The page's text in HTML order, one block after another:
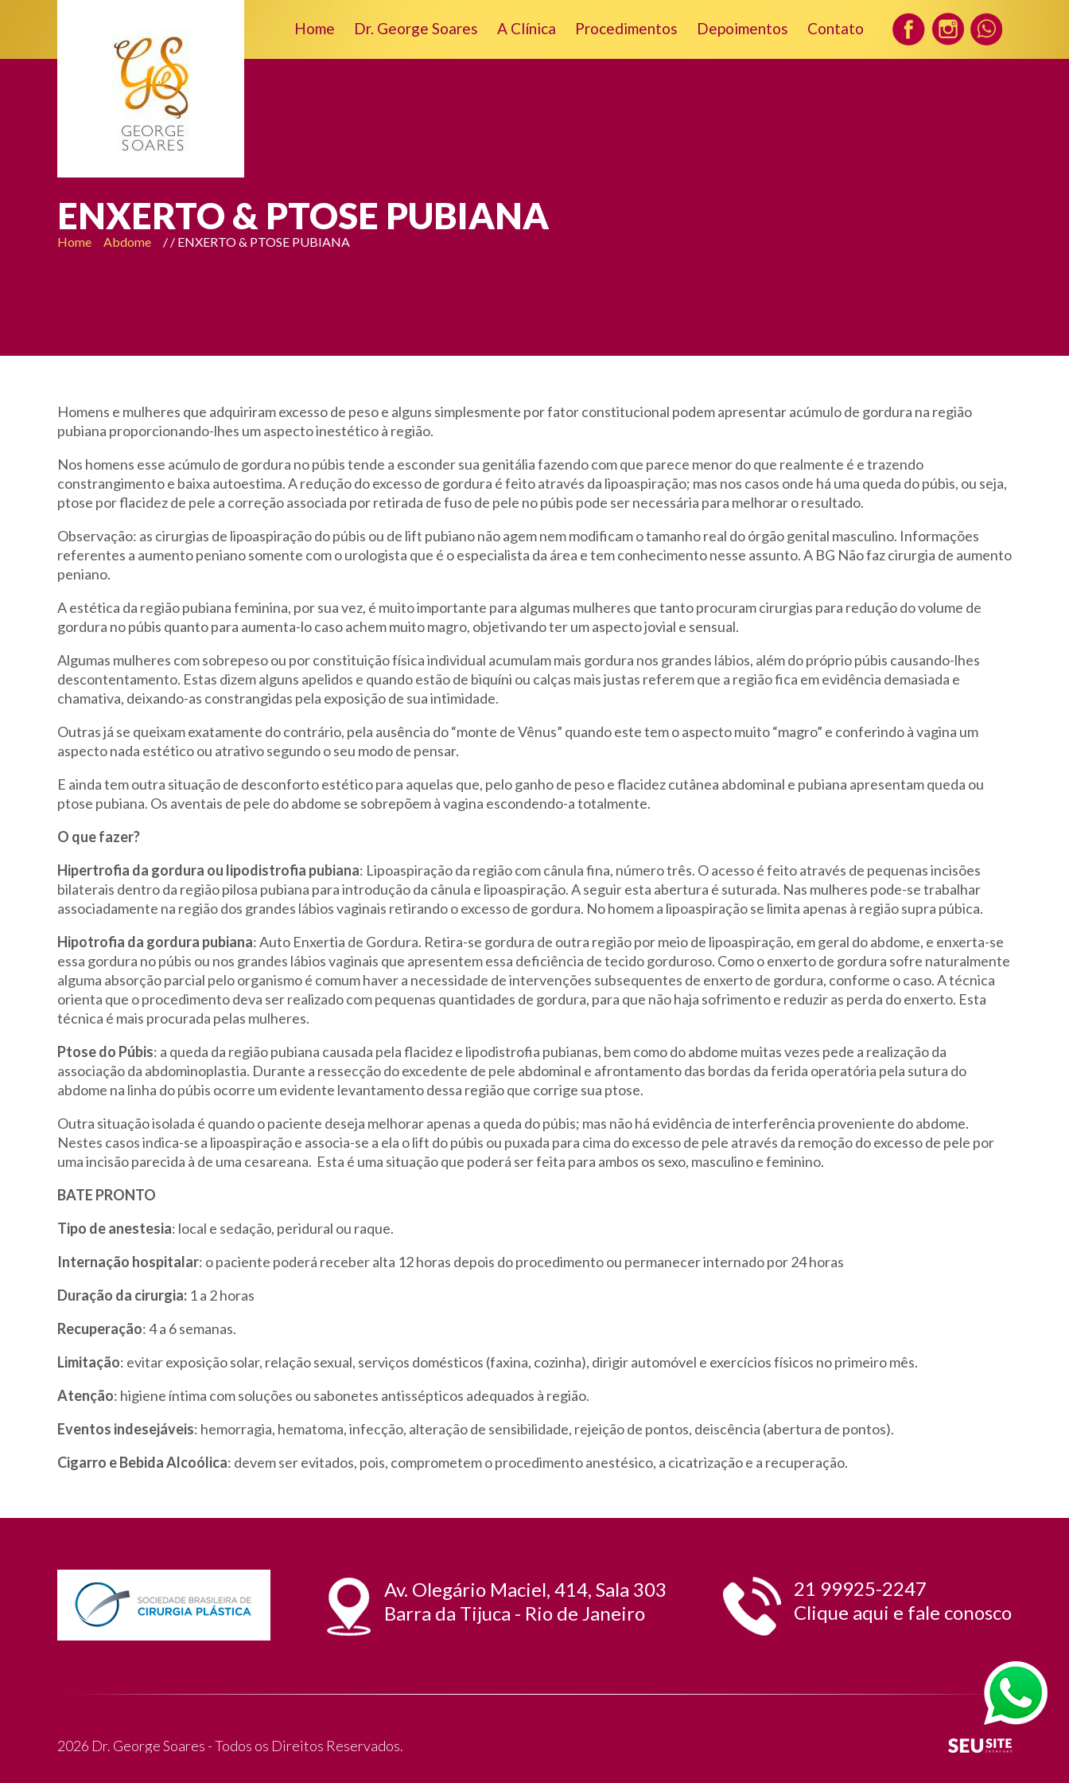
Home Dr. George Soares A Clínica Procedimentos Depoimentos Contato
ENXERTO & PTOSE PUBIANA
Home /
Abdome / ENXERTO & PTOSE PUBIANA
Homens e mulheres que adquiriram excesso de peso e alguns simplesmente por fator constitucional podem apresentar acúmulo de gordura na região
pubiana proporcionando-lhes um aspecto inestético à região.
Nos homens esse acúmulo de gordura no púbis tende a esconder sua genitália fazendo com que parece menor do que realmente é e trazendo
constrangimento e baixa autoestima. A redução do excesso de gordura é feito através da lipoaspiração; mas nos casos onde há uma queda do púbis, ou seja,
ptose por flacidez de pele a correção associada por retirada de fuso de pele no púbis pode ser necessária para melhorar o resultado.
Observação: as cirurgias de lipoaspiração do púbis ou de lift pubiano não agem nem modificam o tamanho real do órgão genital masculino. Informações
referentes a aumento peniano somente com o urologista que é o especialista da área e tem conhecimento nesse assunto. A BG Não faz cirurgia de aumento
peniano.
A estética da região pubiana feminina, por sua vez, é muito importante para algumas mulheres que tanto procuram cirurgias para redução do volume de
gordura no púbis quanto para aumenta-lo caso achem muito magro, objetivando ter um aspecto jovial e sensual.
Algumas mulheres com sobrepeso ou por constituição física individual acumulam mais gordura nos grandes lábios, além do próprio púbis causando-lhes
descontentamento. Estas dizem alguns apelidos e quando estão de biquíni ou calças mais justas referem que a região fica em evidência demasiada e
chamativa, deixando-as constrangidas pela exposição de sua intimidade.
Outras já se queixam exatamente do contrário, pela ausência do “monte de Vênus” quando este tem o aspecto muito “magro” e conferindo à vagina um
aspecto nada estético ou atrativo segundo o seu modo de pensar.
E ainda tem outra situação de desconforto estético para aquelas que, pelo ganho de peso e flacidez cutânea abdominal e pubiana apresentam queda ou
ptose pubiana. Os aventais de pele do abdome se sobrepõem à vagina escondendo-a totalmente.
O que fazer?
Hipertrofia da gordura ou lipodistrofia pubiana: Lipoaspiração da região com cânula fina, número três. O acesso é feito através de pequenas incisões
bilaterais dentro da região pilosa pubiana para introdução da cânula e lipoaspiração. A seguir esta abertura é suturada. Nas mulheres pode-se trabalhar
associadamente na região dos grandes lábios vaginais retirando o excesso de gordura. No homem a lipoaspiração se limita apenas à região supra púbica.
Hipotrofia da gordura pubiana: Auto Enxertia de Gordura. Retira-se gordura de outra região por meio de lipoaspiração, em geral do abdome, e enxerta-se
essa gordura no púbis ou nos grandes lábios vaginais que apresentem essa deficiência de tecido gorduroso. Como o enxerto de gordura sofre naturalmente
alguma absorção parcial pelo organismo é comum haver a necessidade de intervenções subsequentes de enxerto de gordura, conforme o caso. A técnica
orienta que o procedimento deva ser realizado com pequenas quantidades de gordura, para que não haja sofrimento e reduzir as perda do enxerto. Esta
técnica é mais procurada pelas mulheres.
Ptose do Púbis: a queda da região pubiana causada pela flacidez e lipodistrofia pubianas, bem como do abdome muitas vezes pede a realização da
associação da abdominoplastia. Durante a ressecção do excedente de pele abdominal e afrontamento das bordas da ferida operatória pela sutura do
abdome na linha do púbis ocorre um evidente levantamento dessa região que corrige sua ptose.
Outra situação isolada é quando o paciente deseja melhorar apenas a queda do púbis; mas não há evidência de interferência proveniente do abdome.
Nestes casos indica-se a lipoaspiração e associa-se a ela o lift do púbis ou puxada para cima do excesso de pele através da remoção do excesso de pele por
uma incisão parecida à de uma cesareana. Esta é uma situação que poderá ser feita para ambos os sexo, masculino e feminino.
BATE PRONTO
Tipo de anestesia: local e sedação, peridural ou raque.
Internação hospitalar: o paciente poderá receber alta 12 horas depois do procedimento ou permanecer internado por 24 horas
Duração da cirurgia: 1 a 2 horas
Recuperação: 4 a 6 semanas.
Limitação: evitar exposição solar, relação sexual, serviços domésticos (faxina, cozinha), dirigir automóvel e exercícios físicos no primeiro mês.
Atenção: higiene íntima com soluções ou sabonetes antissépticos adequados à região.
Eventos indesejáveis: hemorragia, hematoma, infecção, alteração de sensibilidade, rejeição de pontos, deiscência (abertura de pontos).
Cigarro e Bebida Alcoólica: devem ser evitados, pois, comprometem o procedimento anestésico, a cicatrização e a recuperação.
Av. Olegário Maciel, 414, Sala 303
Barra da Tijuca - Rio de Janeiro
21 99925-2247
Clique aqui e fale conosco
2026 Dr. George Soares - Todos os Direitos Reservados.